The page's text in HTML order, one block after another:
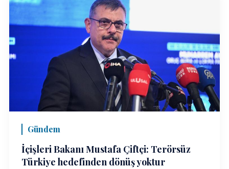
Gündem
İçişleri Bakanı Mustafa Çiftçi: Terörsüz
Türkiye hedefinden dönüş yoktur